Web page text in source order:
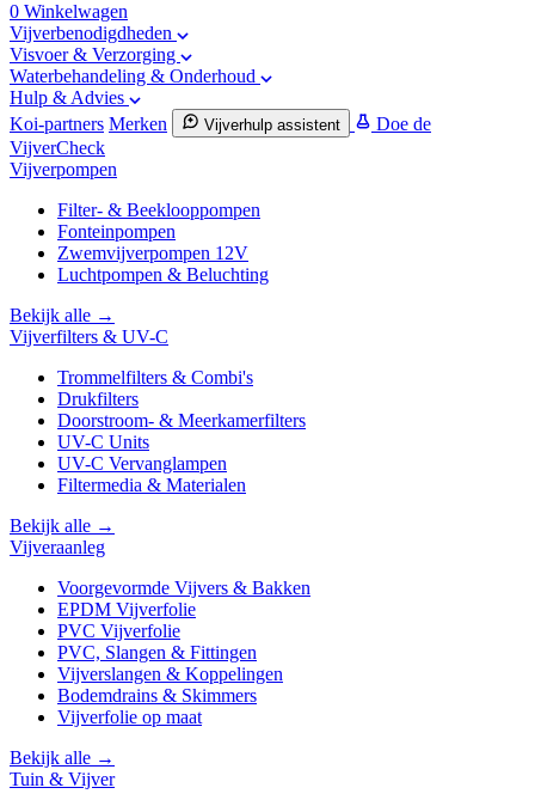
0 Winkelwagen
Vijverbenodigdheden
Visvoer & Verzorging
Waterbehandeling & Onderhoud
Hulp & Advies
Koi-partners Merken Vijverhulp assistent
Doe de
VijverCheck
Vijverpompen
Filter- & Beeklooppompen
Fonteinpompen
Zwemvijverpompen 12V
Luchtpompen & Beluchting
Bekijk alle →
Vijverfilters & UV-C
Trommelfilters & Combi's
Drukfilters
Doorstroom- & Meerkamerfilters
UV-C Units
UV-C Vervanglampen
Filtermedia & Materialen
Bekijk alle →
Vijveraanleg
Voorgevormde Vijvers & Bakken
EPDM Vijverfolie
PVC Vijverfolie
PVC, Slangen & Fittingen
Vijverslangen & Koppelingen
Bodemdrains & Skimmers
Vijverfolie op maat
Bekijk alle →
Tuin & Vijver